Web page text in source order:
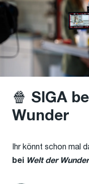
🍿 SIGA
Wunder
Ihr könnt schon mal
bei Welt der Wunder